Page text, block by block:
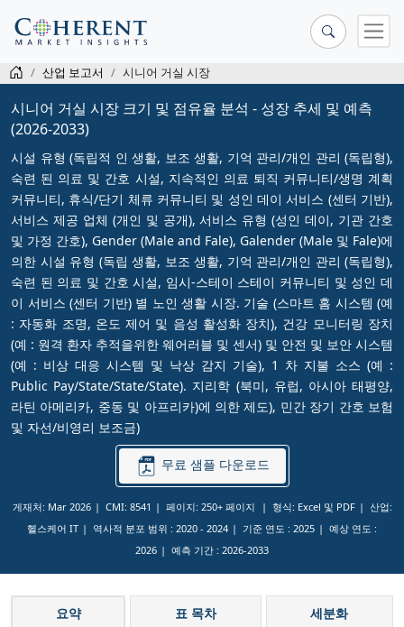
산업 보고서 시니어 거실 시장
시니어 거실 시장 크기 및 점유율 분석 - 성장 추세 및 예측
(2026-2033)
시설 유형 (독립적 인 생활, 보조 생활, 기억 관리/개인 관리 (독립형),
숙련 된 의료 및 간호 시설, 지속적인 의료 퇴직 커뮤니티/생명 계획
커뮤니티, 휴식/단기 체류 커뮤니티 및 성인 데이 서비스 (센터 기반),
서비스 제공 업체 (개인 및 공개), 서비스 유형 (성인 데이, 기관 간호
및 가정 간호), Gender (Male and Fale), Galender (Male 및 Fale)에
의한 시설 유형 (독립 생활, 보조 생활, 기억 관리/개인 관리 (독립형),
숙련 된 의료 및 간호 시설, 임시-스테이 스테이 커뮤니티 및 성인 데
이 서비스 (센터 기반) 별 노인 생활 시장. 기술 (스마트 홈 시스템 (예
: 자동화 조명, 온도 제어 및 음성 활성화 장치), 건강 모니터링 장치
(예 : 원격 환자 추적을위한 웨어러블 및 센서) 및 안전 및 보안 시스템
(예 : 비상 대응 시스템 및 낙상 감지 기술), 1 차 지불 소스 (예 :
Public Pay/State/State/State). 지리학 (북미, 유럽, 아시아 태평양,
라틴 아메리카, 중동 및 아프리카)에 의한 제도), 민간 장기 간호 보험
및 자선/비영리 보조금)
무료 샘플 다운로드
게재처: Mar 2026 CMI: 8541 페이지: 250+ 페이지 형식: Excel 및 PDF
산업:
헬스케어 IT
역사적 분포 범위 : 2020 - 2024 기준 연도 : 2025
예상 연도 :
2026
예측 기간 : 2026-2033
요약 표 목차 세분화